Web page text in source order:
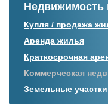
Недвижимость
Купля / продажа
Аренда жилья
Краткосрочная
Коммерческая
Земельные участки